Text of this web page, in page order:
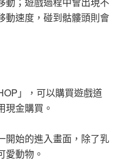
動速度，碰到骷髏頭則會
」，可以購買遊戲道
現金購買。
開始的進入畫面，除了乳
愛動物。